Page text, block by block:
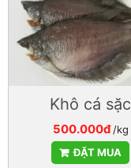
Khô cá sặc
500.000đ /kg
ĐẶT MUA